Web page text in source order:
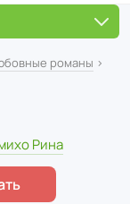
романы ›
Рина